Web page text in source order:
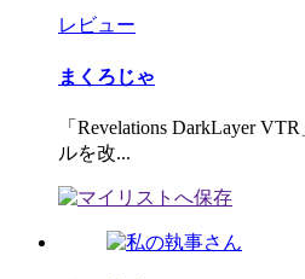
レビュー
まくろじゃ
「Revelations DarkLayer
ルを改...